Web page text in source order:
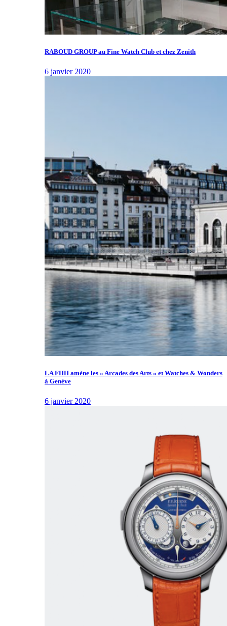
RABOUD GROUP au Fine Watch Club et chez Zenith
6 janvier 2020
LA FHH amène les « Arcades des Arts » et Watches & Wonders
à Genève
6 janvier 2020